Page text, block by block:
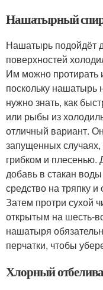
Нашатырный
Нашатырь подойдёт
поверхностей
Им можно протирать
поскольку нашатырь
нужно знать, как
или рыбы из
отличный вариант.
запущенных
грибком и плесенью.
добавь в стакан
средство на тряпку
Затем протри сухой
открытым на шесть-
нашатыря
перчатки, чтобы
Хлорный